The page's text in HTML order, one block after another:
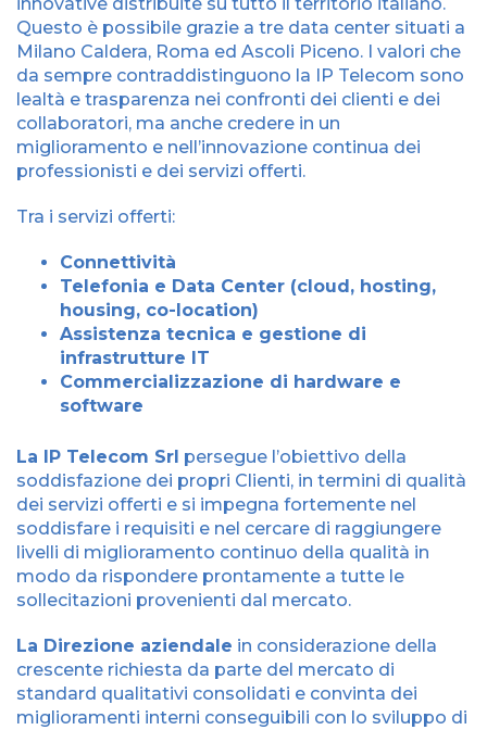
Questo è possibile grazie a tre data center situati a
Milano Caldera, Roma ed Ascoli Piceno. I valori che
da sempre contraddistinguono la IP Telecom sono
lealtà e trasparenza nei confronti dei clienti e dei
collaboratori, ma anche credere in un
miglioramento e nell’innovazione continua dei
professionisti e dei servizi offerti.
Tra i servizi offerti:
Connettività
Telefonia e Data Center (cloud, hosting,
housing, co-location)
Assistenza tecnica e gestione di
infrastrutture IT
Commercializzazione di hardware e
software
La IP Telecom Srl persegue l’obiettivo della
soddisfazione dei propri Clienti, in termini di qualità
dei servizi offerti e si impegna fortemente nel
soddisfare i requisiti e nel cercare di raggiungere
livelli di miglioramento continuo della qualità in
modo da rispondere prontamente a tutte le
sollecitazioni provenienti dal mercato.
La Direzione aziendale in considerazione della
crescente richiesta da parte del mercato di
standard qualitativi consolidati e convinta dei
miglioramenti interni conseguibili con lo sviluppo di